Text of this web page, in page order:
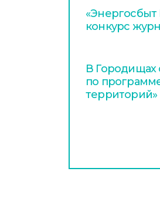
«Энергосбыт
конкурс
В Городищах
по
территорий»